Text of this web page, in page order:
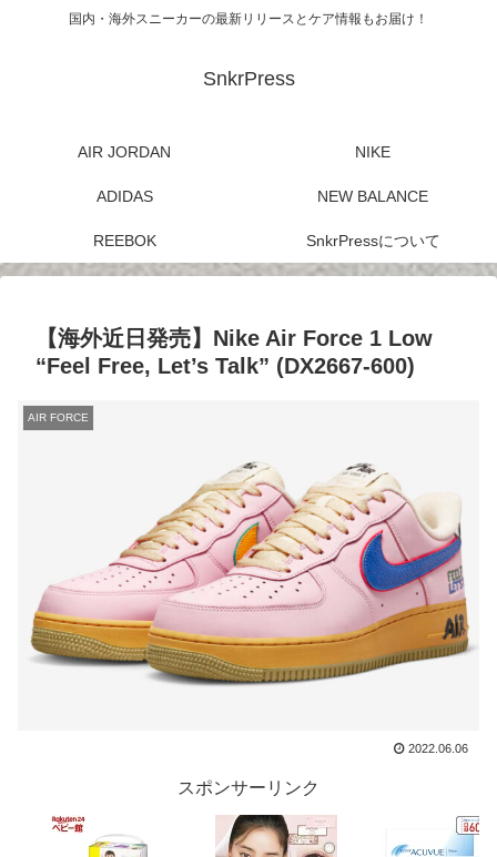
国内・海外スニーカーの最新リリースとケア情報もお届け！
SnkrPress
AIR JORDAN NIKE
ADIDAS NEW BALANCE
REEBOK SnkrPressについて
【海外近日発売】Nike Air Force 1 Low
“Feel Free, Let’s Talk” (DX2667-600)
AIR FORCE
2022.06.06
スポンサーリンク